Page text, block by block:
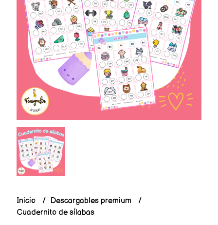
Inicio
Descargables premium
Cuadernito de sílabas